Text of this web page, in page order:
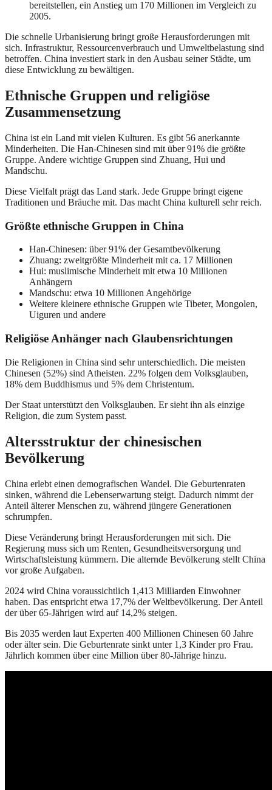
bereitstellen, ein Anstieg um 170 Millionen im Vergleich zu
2005.
Die schnelle Urbanisierung bringt große Herausforderungen mit
sich. Infrastruktur, Ressourcenverbrauch und Umweltbelastung sind
betroffen. China investiert stark in den Ausbau seiner Städte, um
diese Entwicklung zu bewältigen.
Ethnische Gruppen und religiöse
Zusammensetzung
China ist ein Land mit vielen Kulturen. Es gibt 56 anerkannte
Minderheiten. Die Han-Chinesen sind mit über 91% die größte
Gruppe. Andere wichtige Gruppen sind Zhuang, Hui und
Mandschu.
Diese Vielfalt prägt das Land stark. Jede Gruppe bringt eigene
Traditionen und Bräuche mit. Das macht China kulturell sehr reich.
Größte ethnische Gruppen in China
Han-Chinesen: über 91% der Gesamtbevölkerung
Zhuang: zweitgrößte Minderheit mit ca. 17 Millionen
Hui: muslimische Minderheit mit etwa 10 Millionen
Anhängern
Mandschu: etwa 10 Millionen Angehörige
Weitere kleinere ethnische Gruppen wie Tibeter, Mongolen,
Uiguren und andere
Religiöse Anhänger nach Glaubensrichtungen
Die Religionen in China sind sehr unterschiedlich. Die meisten
Chinesen (52%) sind Atheisten. 22% folgen dem Volksglauben,
18% dem Buddhismus und 5% dem Christentum.
Der Staat unterstützt den Volksglauben. Er sieht ihn als einzige
Religion, die zum System passt.
Altersstruktur der chinesischen
Bevölkerung
China erlebt einen demografischen Wandel. Die Geburtenraten
sinken, während die Lebenserwartung steigt. Dadurch nimmt der
Anteil älterer Menschen zu, während jüngere Generationen
schrumpfen.
Diese Veränderung bringt Herausforderungen mit sich. Die
Regierung muss sich um Renten, Gesundheitsversorgung und
Wirtschaftsleistung kümmern. Die alternde Bevölkerung stellt China
vor große Aufgaben.
2024 wird China voraussichtlich 1,413 Milliarden Einwohner
haben. Das entspricht etwa 17,7% der Weltbevölkerung. Der Anteil
der über 65-Jährigen wird auf 14,2% steigen.
Bis 2035 werden laut Experten 400 Millionen Chinesen 60 Jahre
oder älter sein. Die Geburtenrate sinkt unter 1,3 Kinder pro Frau.
Jährlich kommen über eine Million über 80-Jährige hinzu.